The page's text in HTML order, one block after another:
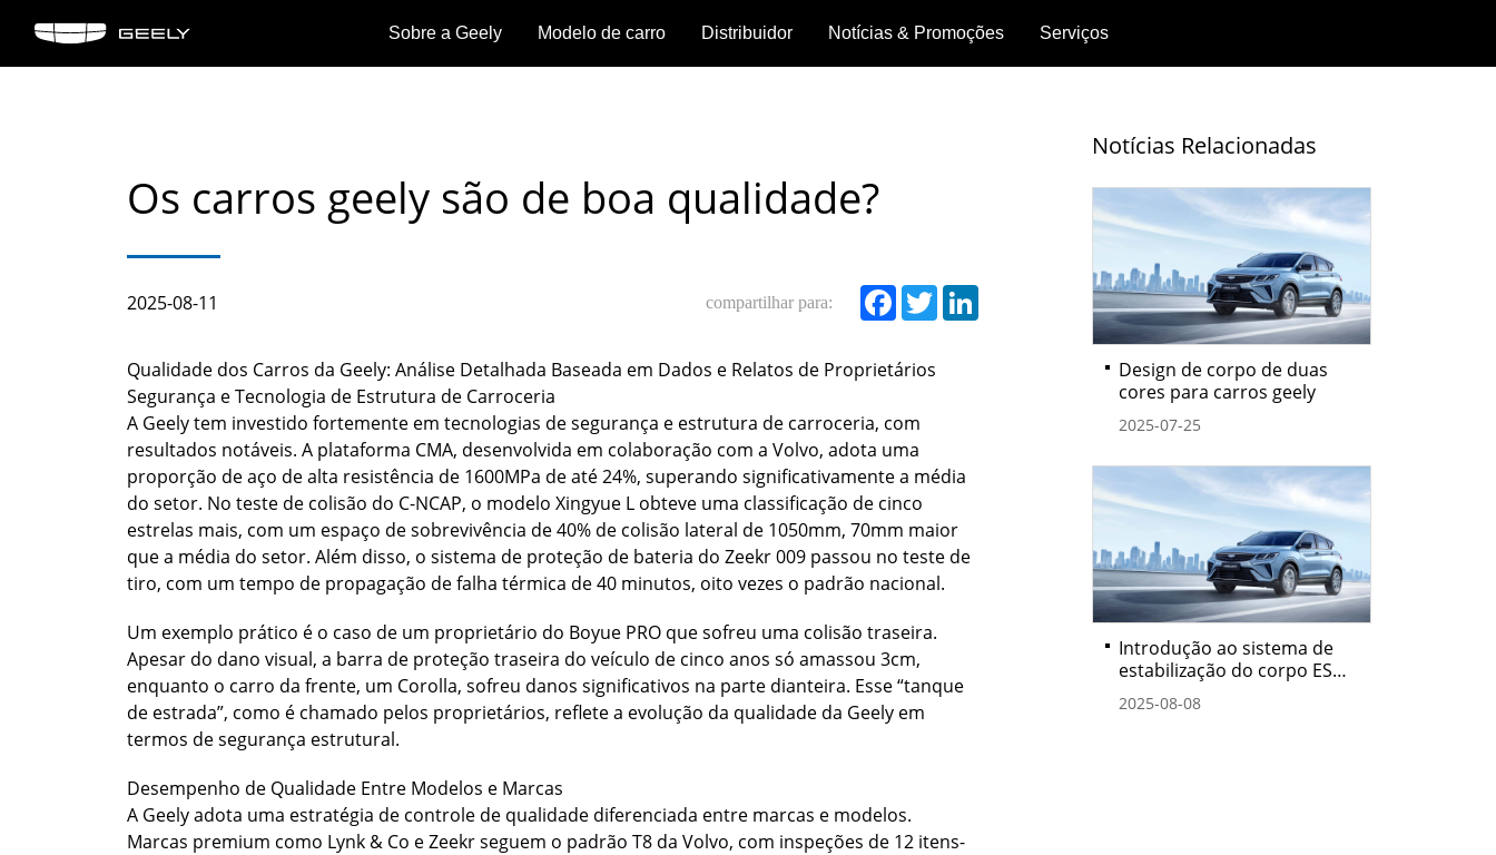
Sobre a Geely
Marco
Modelo de carro
Ver
detalhes
Distribuidor
Agende
Notícias & Promoções Serviços
venda
Os carros geely são de boa qualidade?
2025-08-11 compartilhar para:
Qualidade dos Carros da Geely: Análise Detalhada Baseada em Dados e Relatos de Proprietários
Segurança e Tecnologia de Estrutura de Carroceria
A Geely tem investido fortemente em tecnologias de segurança e estrutura de carroceria, com
resultados notáveis. A plataforma CMA, desenvolvida em colaboração com a Volvo, adota uma
proporção de aço de alta resistência de 1600MPa de até 24%, superando significativamente a média
do setor. No teste de colisão do C-NCAP, o modelo Xingyue L obteve uma classificação de cinco
estrelas mais, com um espaço de sobrevivência de 40% de colisão lateral de 1050mm, 70mm maior
que a média do setor. Além disso, o sistema de proteção de bateria do Zeekr 009 passou no teste de
tiro, com um tempo de propagação de falha térmica de 40 minutos, oito vezes o padrão nacional.
Um exemplo prático é o caso de um proprietário do Boyue PRO que sofreu uma colisão traseira.
Apesar do dano visual, a barra de proteção traseira do veículo de cinco anos só amassou 3cm,
enquanto o carro da frente, um Corolla, sofreu danos significativos na parte dianteira. Esse “tanque
de estrada”, como é chamado pelos proprietários, reflete a evolução da qualidade da Geely em
termos de segurança estrutural.
Desempenho de Qualidade Entre Modelos e Marcas
A Geely adota uma estratégia de controle de qualidade diferenciada entre marcas e modelos.
Marcas premium como Lynk & Co e Zeekr seguem o padrão T8 da Volvo, com inspeções de 12 itens-
Notícias Relacionadas
Design de corpo de duas
cores para carros geely
2025-07-25
Introdução ao sistema de
estabilização do corpo ESP
da geely cars
2025-08-08